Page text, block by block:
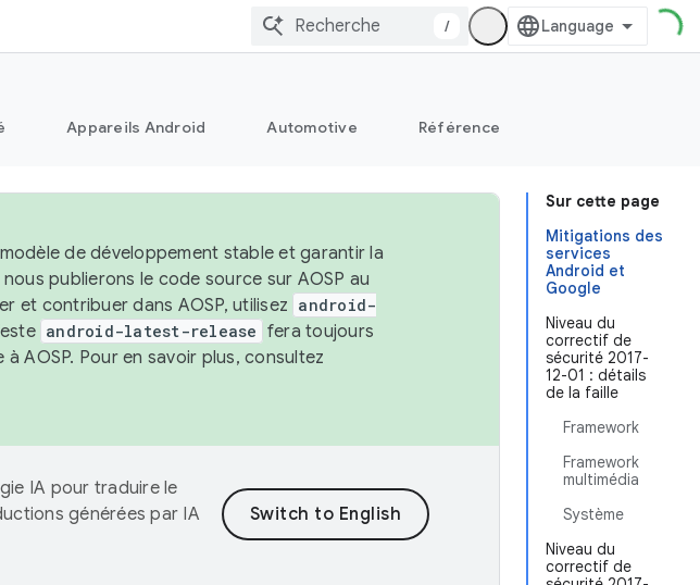
/
Appareils Android Automotive Référence
Sur cette page
Mitigations des
services
Android et
Google
Niveau du
correctif de
sécurité 2017-
12-01 : détails
de la faille
Framework
Framework
multimédia
Système
Niveau du
correctif de
de développement stable et garantir la
publierons le code source sur AOSP au
et contribuer dans AOSP, utilisez android-
android-latest-release fera toujours
AOSP. Pour en savoir plus, consultez
IA pour traduire le
générées par IA